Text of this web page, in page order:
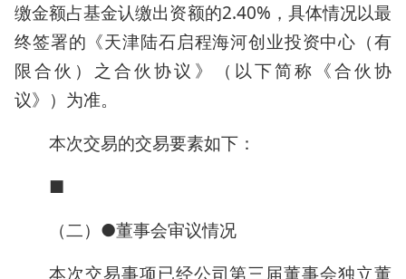
缴金额占基金认缴出资额的2.40%，具体情况以最
终签署的《天津陆石启程海河创业投资中心（有
限合伙）之合伙协议》（以下简称《合伙协
议》）为准。
本次交易的交易要素如下：
■
（二）●董事会审议情况
本次交易事项已经公司第三届董事会独立董